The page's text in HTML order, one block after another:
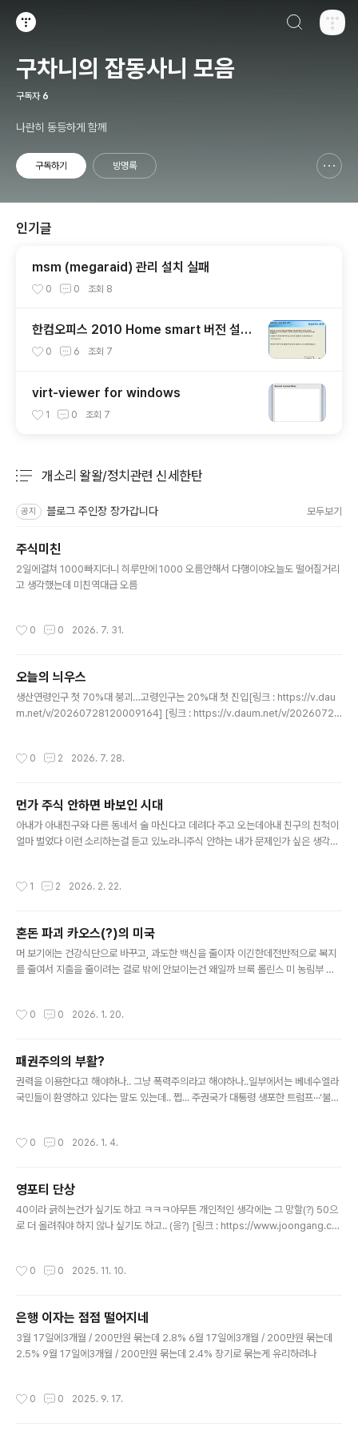
구차니의 잡동사니 모음
구독자 6
나란히 동등하게 함께
구독하기 방명록
인기글
msm (megaraid) 관리 설치 실패
0 0 조회 8
한컴오피스 2010 Home smart 버전 설치
기 + 사용기
0 6 조회 7
virt-viewer for windows
1 0 조회 7
개소리 왈왈/정치관련 신세한탄
공지 블로그 주인장 장가갑니다 모두보기
주식미친
2일에걸쳐 1000빠지더니 히루만에 1000 오름안해서 다행이야오늘도 떨어질거리
고 생각했는데 미친역대급 오름
0 0 2026. 7. 31.
오늘의 늬우스
생산연령인구 첫 70%대 붕괴…고령인구는 20%대 첫 진입[링크 : https://v.dau
m.net/v/20260728120009164] [링크 : https://v.daum.net/v/20260728
0 2 2026. 7. 28.
먼가 주식 안하면 바보인 시대
아내가 아내친구와 다른 동네서 술 마신다고 데려다 주고 오는데아내 친구의 친척이
얼마 벌었다 이런 소리하는걸 듣고 있노라니주식 안하는 내가 문제인가 싶은 생각이
1 2 2026. 2. 22.
혼돈 파괴 카오스(?)의 미국
머 보기에는 건강식단으로 바꾸고, 과도한 백신을 줄이자 이긴한데전반적으로 복지
를 줄여서 지출을 줄이려는 걸로 밖에 안보이는건 왜일까 브룩 롤린스 미 농림부 장
새 식단에 맞는 식사를 할 수 있다고 말했습니다.[링크 : https://www.ytn.co.kr/_l
지침(Dietary Guidelines for Americans)’을 발표했다. 지침은 학교 급식과 군
..
0 0 2026. 1. 20.
패권주의의 부활?
권력을 이용한다고 해야하나.. 그냥 폭력주의라고 해야하나..일부에서는 베네수엘라
국민들이 환영하고 있다는 말도 있는데.. 쩝... 주권국가 대통령 생포한 트럼프···‘불량
0 0 2026. 1. 4.
영포티 단상
40이라 긁히는건가 싶기도 하고 ㅋㅋㅋ아무튼 개인적인 생각에는 그 망할(?) 50으
로 더 올려줘야 하지 않나 싶기도 하고.. (응?) [링크 : https://www.joongang.co.
0 0 2025. 11. 10.
은행 이자는 점점 떨어지네
3월 17일에3개월 / 200만원 묶는데 2.8% 6월 17일에3개월 / 200만원 묶는데
2.5% 9월 17일에3개월 / 200만원 묶는데 2.4% 장기로 묶는게 유리하려나
0 0 2025. 9. 17.